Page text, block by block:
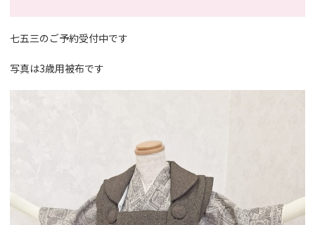
七五三のご予約受付中です
写真は3歳用被布です